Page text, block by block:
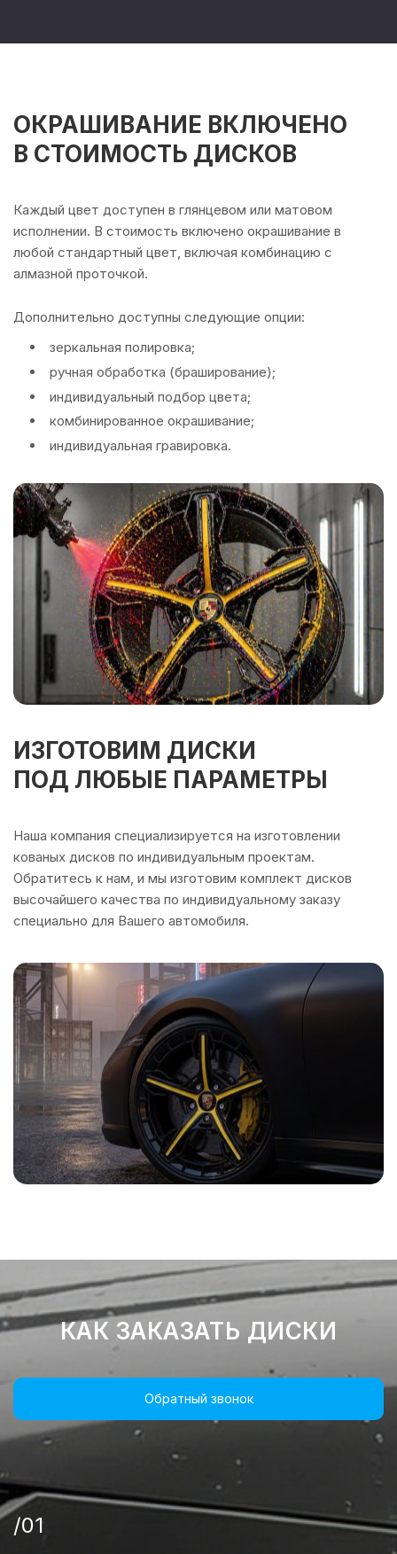
ОКРАШИВАНИЕ ВКЛЮЧЕНО
В СТОИМОСТЬ ДИСКОВ
Каждый цвет доступен в глянцевом или матовом
исполнении. В стоимость включено окрашивание в
любой стандартный цвет, включая комбинацию с
алмазной проточкой.
Дополнительно доступны следующие опции:
зеркальная полировка;
ручная обработка (браширование);
индивидуальный подбор цвета;
комбинированное окрашивание;
индивидуальная гравировка.
ИЗГОТОВИМ ДИСКИ
ПОД ЛЮБЫЕ ПАРАМЕТРЫ
Наша компания специализируется на изготовлении
кованых дисков по индивидуальным проектам.
Обратитесь к нам, и мы изготовим комплект дисков
высочайшего качества по индивидуальному заказу
специально для Вашего автомобиля.
КАК ЗАКАЗАТЬ ДИСКИ
Обратный звонок
/01